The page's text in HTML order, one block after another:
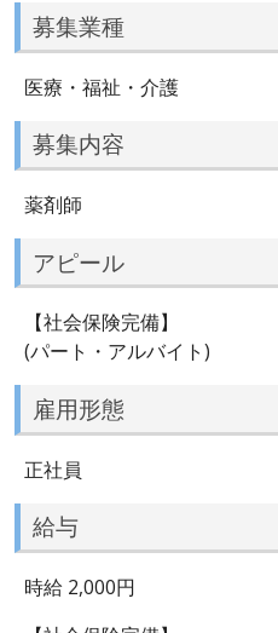
募集業種
医療・福祉・介護
募集内容
薬剤師
アピール
【社会保険完備】
(パート・アルバイト)
雇用形態
正社員
給与
時給 2,000円